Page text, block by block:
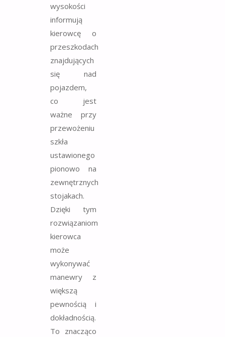
wysokości
informują
kierowcę o
przeszkodach
znajdujących
się nad
pojazdem,
co jest
ważne przy
przewożeniu
szkła
ustawionego
pionowo na
zewnętrznych
stojakach.
Dzięki tym
rozwiązaniom
kierowca
może
wykonywać
manewry z
większą
pewnością i
dokładnością.
To znacząco